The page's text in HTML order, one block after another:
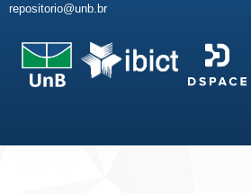
repositorio@unb.br